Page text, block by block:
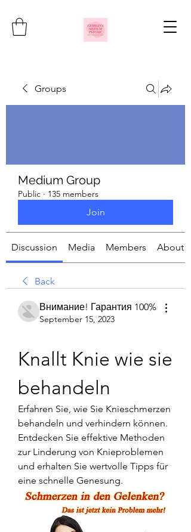
Groups
Medium Group
Public · 135 members
Join
Discussion Media Members About
Back
Внимание! Гарантия 100%
September 15, 2023
Knallt Knie wie sie
behandeln
Erfahren Sie, wie Sie Knieschmerzen
behandeln und verhindern können.
Entdecken Sie effektive Methoden
zur Linderung von Knieproblemen
und erhalten Sie wertvolle Tipps für
eine schnelle Genesung.